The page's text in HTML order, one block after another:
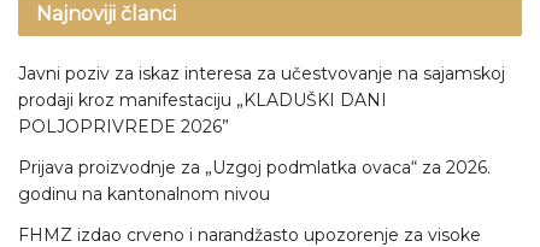
Najnoviji članci
Javni poziv za iskaz interesa za učestvovanje na sajamskoj
prodaji kroz manifestaciju „KLADUŠKI DANI
POLJOPRIVREDE 2026”
Prijava proizvodnje za „Uzgoj podmlatka ovaca“ za 2026.
godinu na kantonalnom nivou
FHMZ izdao crveno i narandžasto upozorenje za visoke